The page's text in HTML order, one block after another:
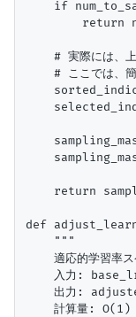
if
return
# 実際には、上
# ここでは、簡
return
def
    """
適応的学習率ス
入力:
出力:
    計算量: O(1)